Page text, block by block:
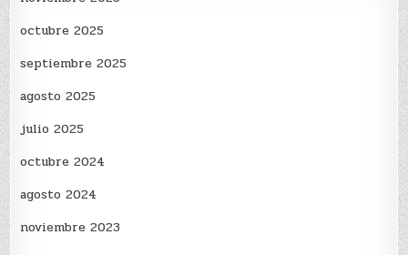
octubre 2025
septiembre 2025
agosto 2025
julio 2025
octubre 2024
agosto 2024
noviembre 2023